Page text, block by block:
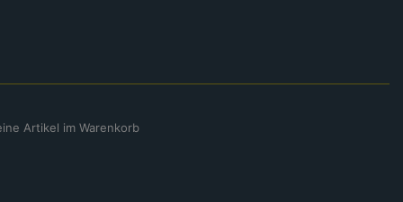
Artikel im Warenkorb